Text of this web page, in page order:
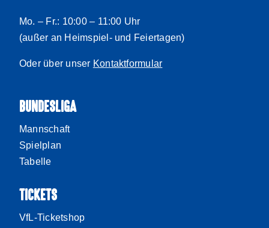
Mo. – Fr.: 10:00 – 11:00 Uhr
(außer an Heimspiel- und Feiertagen)
Oder über unser Kontaktformular
BUNDESLIGA
Mannschaft
Spielplan
Tabelle
TICKETS
VfL-Ticketshop